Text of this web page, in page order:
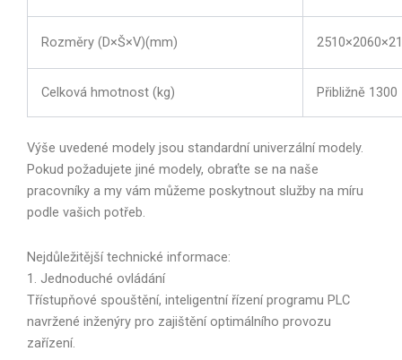
Rozměry (D×Š×V)(mm)
Celková hmotnost (kg) Přibližně 1300
Výše uvedené modely jsou standardní univerzální modely.
Pokud požadujete jiné modely, obraťte se na naše
pracovníky a my vám můžeme poskytnout služby na míru
podle vašich potřeb.
Nejdůležitější technické informace:
1. Jednoduché ovládání
Třístupňové spouštění, inteligentní řízení programu PLC
navržené inženýry pro zajištění optimálního provozu
zařízení.